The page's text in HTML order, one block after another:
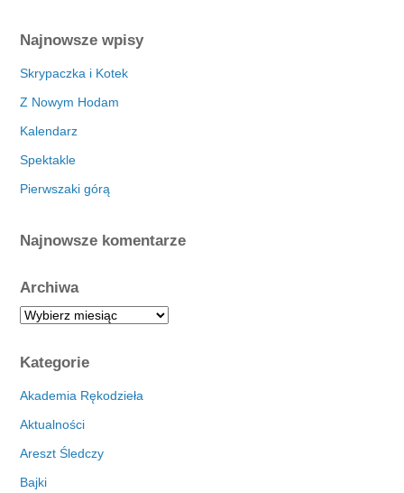
Najnowsze wpisy
Skrypaczka i Kotek
Z Nowym Hodam
Kalendarz
Spektakle
Pierwszaki górą
Najnowsze komentarze
Archiwa
A
c
h
i
a
Kategorie
Akademia Rękodzieła
Aktualności
Areszt Śledczy
Bajki